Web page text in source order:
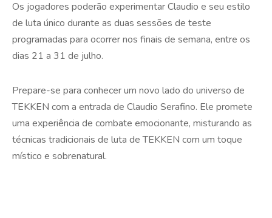
Os jogadores poderão experimentar Claudio e seu estilo
de luta único durante as duas sessões de teste
programadas para ocorrer nos finais de semana, entre os
dias 21 a 31 de julho.
Prepare-se para conhecer um novo lado do universo de
TEKKEN com a entrada de Claudio Serafino. Ele promete
uma experiência de combate emocionante, misturando as
técnicas tradicionais de luta de TEKKEN com um toque
místico e sobrenatural.